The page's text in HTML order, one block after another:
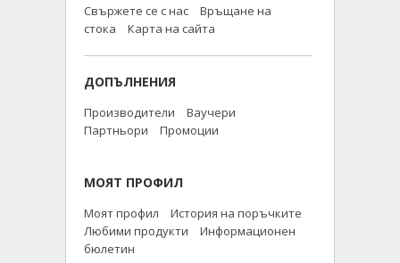
Свържете се с нас
Връщане на
стока
Карта на сайта
ДОПЪЛНЕНИЯ
Производители
Ваучери
Партньори
Промоции
МОЯТ ПРОФИЛ
Моят профил
История на поръчките
Любими продукти
Информационен
бюлетин